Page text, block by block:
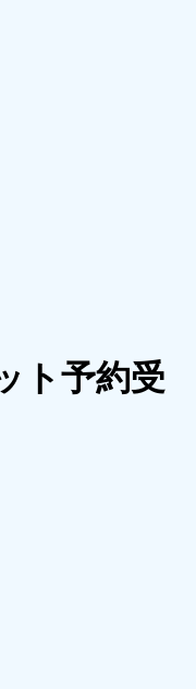
ト予約受